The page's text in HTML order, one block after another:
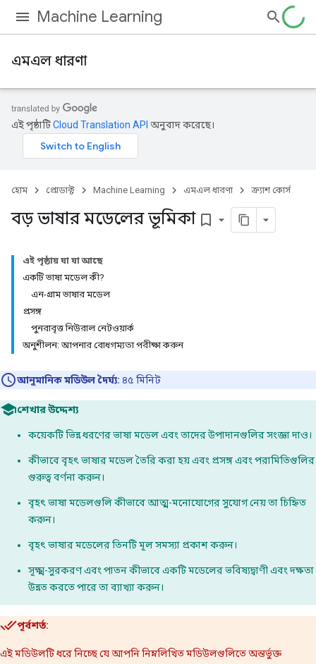
Machine Learning
এমএল ধারণা
এই পৃষ্ঠাটিCloud Translation API অনুবাদ করেছে।
হোম প্রোডাক্ট Machine Learning এমএল ধারণা ক্র্যাশ কোর্স
বড় ভাষার মডেলের ভূমিকা bookmark_border
এই পৃষ্ঠায় যা যা আছে
একটি ভাষা মডেল কী?
এন-গ্রাম ভাষার মডেল
প্রসঙ্গ
পুনরাবৃত্ত নিউরাল নেটওয়ার্ক
অনুশীলন: আপনার বোধগম্যতা পরীক্ষা করুন
আনুমানিক মডিউল দৈর্ঘ্য: ৪৫ মিনিট
শেখার উদ্দেশ্য
কয়েকটি ভিন্ন ধরণের ভাষা মডেল এবং তাদের উপাদানগুলির সংজ্ঞা দাও।
কীভাবে বৃহৎ ভাষার মডেল তৈরি করা হয় এবং প্রসঙ্গ এবং পরামিতিগুলির
গুরুত্ব বর্ণনা করুন।
বৃহৎ ভাষা মডেলগুলি কীভাবে আত্ম-মনোযোগের সুযোগ নেয় তা চিহ্নিত
করুন।
বৃহৎ ভাষার মডেলের তিনটি মূল সমস্যা প্রকাশ করুন।
সূক্ষ্ম-সুরকরণ এবং পাতন কীভাবে একটি মডেলের ভবিষ্যদ্বাণী এবং দক্ষতা
উন্নত করতে পারে তা ব্যাখ্যা করুন।
পূর্বশর্ত:
এই মডিউলটি ধরে নিচ্ছে যে আপনি নিম্নলিখিত মডিউলগুলিতে অন্তর্ভুক্ত